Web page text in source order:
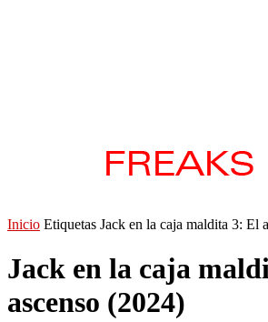
Inicio Etiquetas Jack en la caja maldita 3: El
Jack en la caja
ascenso (2024)